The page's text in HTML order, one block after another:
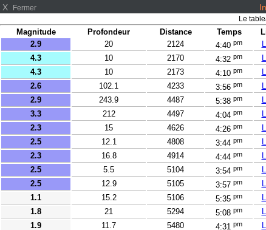
X Fermer
Le
Magnitude Profondeur Distance Temps
2.9
20 2124 4:40 pm
4.3
10 2170 4:32 pm
4.3
10 2173 4:10 pm
2.6
102.1 4233 3:56 pm
2.9
243.9 4487 5:38 pm
3.3
212 4497 4:04 pm
2.3
15 4626 4:26 pm
2.5
12.1 4808 3:44 pm
2.3
16.8 4914 4:44 pm
2.5
5.5 5104 3:54 pm
2.5
12.9 5105 3:57 pm
1.1
15.2 5106 5:35 pm
1.8
21 5294 5:08 pm
1.9
11.7 5480 4:31 pm